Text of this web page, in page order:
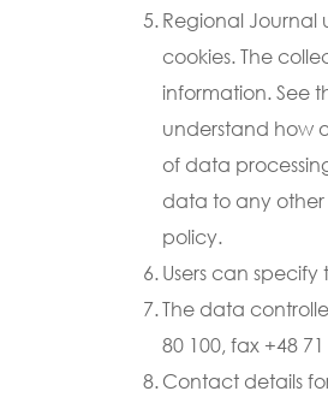
Regional Journal
cookies. The
information. See
understand how
of data
data to any other
policy.
Users can
The data
80 100, fax +48
Contact details